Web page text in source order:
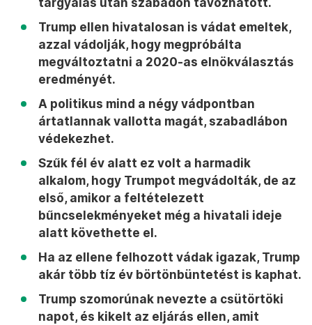
Trump ellen hivatalosan is vádat emeltek,
azzal vádolják, hogy megpróbálta
megváltoztatni a 2020-as elnökválasztás
eredményét.
A politikus mind a négy vádpontban
ártatlannak vallotta magát, szabadlábon
védekezhet.
Szűk fél év alatt ez volt a harmadik
alkalom, hogy Trumpot megvádolták, de az
első, amikor a feltételezett
bűncselekményeket még a hivatali ideje
alatt követhette el.
Ha az ellene felhozott vádak igazak, Trump
akár több tíz év börtönbüntetést is kaphat.
Trump szomorúnak nevezte a csütörtöki
napot, és kikelt az eljárás ellen, amit